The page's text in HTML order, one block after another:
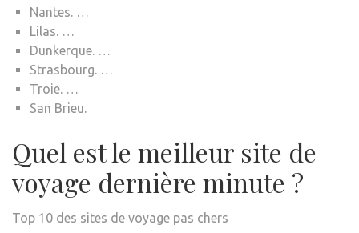
Nantes. …
Lilas. …
Dunkerque. …
Strasbourg. …
Troie. …
San Brieu.
Quel est le meilleur site de
voyage dernière minute ?
Top 10 des sites de voyage pas chers